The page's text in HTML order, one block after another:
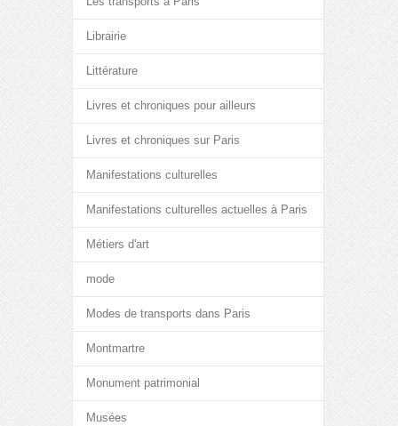
Librairie
Littérature
Livres et chroniques pour ailleurs
Livres et chroniques sur Paris
Manifestations culturelles
Manifestations culturelles actuelles à Paris
Métiers d'art
mode
Modes de transports dans Paris
Montmartre
Monument patrimonial
Musées